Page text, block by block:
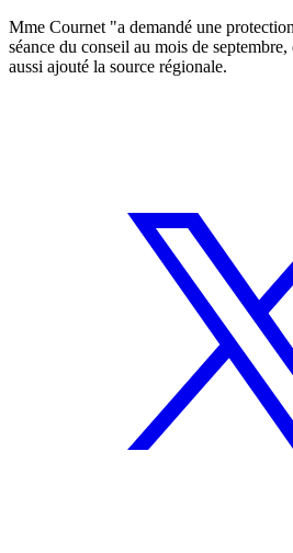
Mme Cournet "a demandé une
séance du conseil au mois de
aussi ajouté la source régionale.